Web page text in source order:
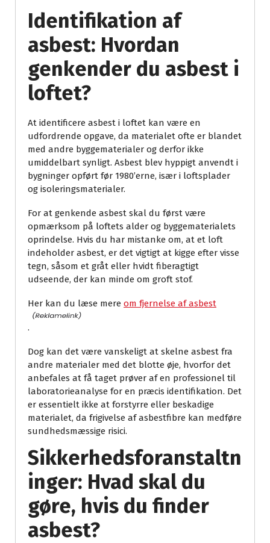
Identifikation af
asbest: Hvordan
genkender du asbest i
loftet?
At identificere asbest i loftet kan være en
udfordrende opgave, da materialet ofte er blandet
med andre byggematerialer og derfor ikke
umiddelbart synligt. Asbest blev hyppigt anvendt i
bygninger opført før 1980’erne, især i loftsplader
og isoleringsmaterialer.
For at genkende asbest skal du først være
opmærksom på loftets alder og byggematerialets
oprindelse. Hvis du har mistanke om, at et loft
indeholder asbest, er det vigtigt at kigge efter visse
tegn, såsom et gråt eller hvidt fiberagtigt
udseende, der kan minde om groft stof.
Her kan du læse mere om fjernelse af asbest
.
Dog kan det være vanskeligt at skelne asbest fra
andre materialer med det blotte øje, hvorfor det
anbefales at få taget prøver af en professionel til
laboratorieanalyse for en præcis identifikation. Det
er essentielt ikke at forstyrre eller beskadige
materialet, da frigivelse af asbestfibre kan medføre
sundhedsmæssige risici.
Sikkerhedsforanstaltn
inger: Hvad skal du
gøre, hvis du finder
asbest?